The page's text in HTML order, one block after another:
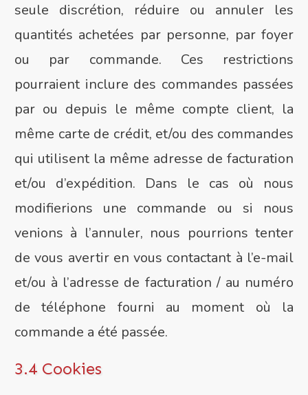
seule discrétion, réduire ou annuler les
quantités achetées par personne, par foyer
ou par commande. Ces restrictions
pourraient inclure des commandes passées
par ou depuis le même compte client, la
même carte de crédit, et/ou des commandes
qui utilisent la même adresse de facturation
et/ou d’expédition. Dans le cas où nous
modifierions une commande ou si nous
venions à l’annuler, nous pourrions tenter
de vous avertir en vous contactant à l’e-mail
et/ou à l’adresse de facturation / au numéro
de téléphone fourni au moment où la
commande a été passée.
3.4 Cookies